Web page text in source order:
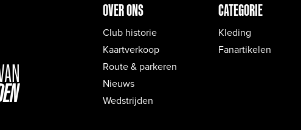
OVER ONS
Club historie
Kaartverkoop
Route & parkeren
Nieuws
Wedstrijden
CATEGORIE
Kleding
Fanartikelen